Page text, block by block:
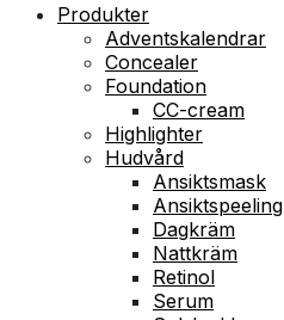
Produkter
Adventskalendrar
Concealer
Foundation
CC-cream
Highlighter
Hudvård
Ansiktsmask
Ansiktspeeling
Dagkräm
Nattkräm
Retinol
Serum